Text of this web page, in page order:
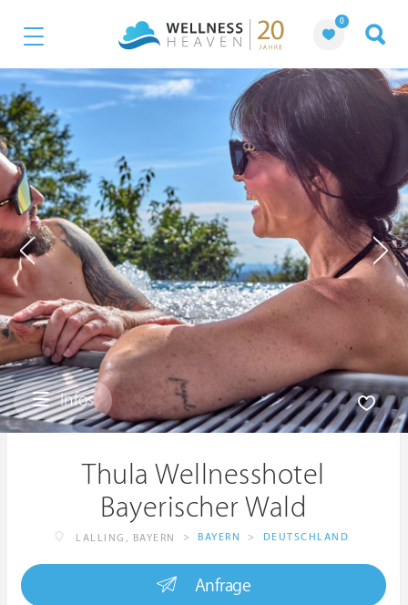
0
Infos
Thula Wellnesshotel
Bayerischer Wald
LALLING, BAYERN > BAYERN > DEUTSCHLAND
Anfrage